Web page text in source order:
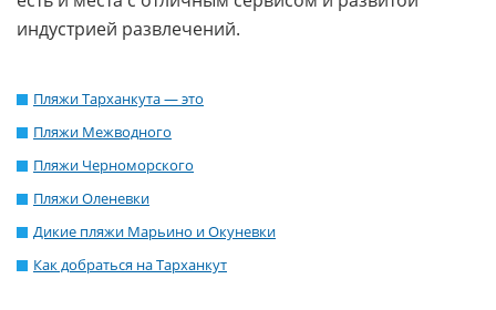
индустрией развлечений.
Пляжи Тарханкута — это
Пляжи Межводного
Пляжи Черноморского
Пляжи Оленевки
Дикие пляжи Марьино и Окуневки
Как добраться на Тарханкут